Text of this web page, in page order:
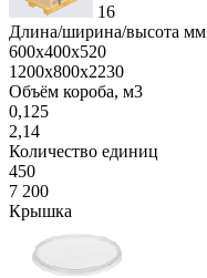
16
Длина/ширина/высота мм
600х400х520
1200х800х2230
Объём короба, м3
0,125
2,14
Количество единиц
450
7 200
Крышка